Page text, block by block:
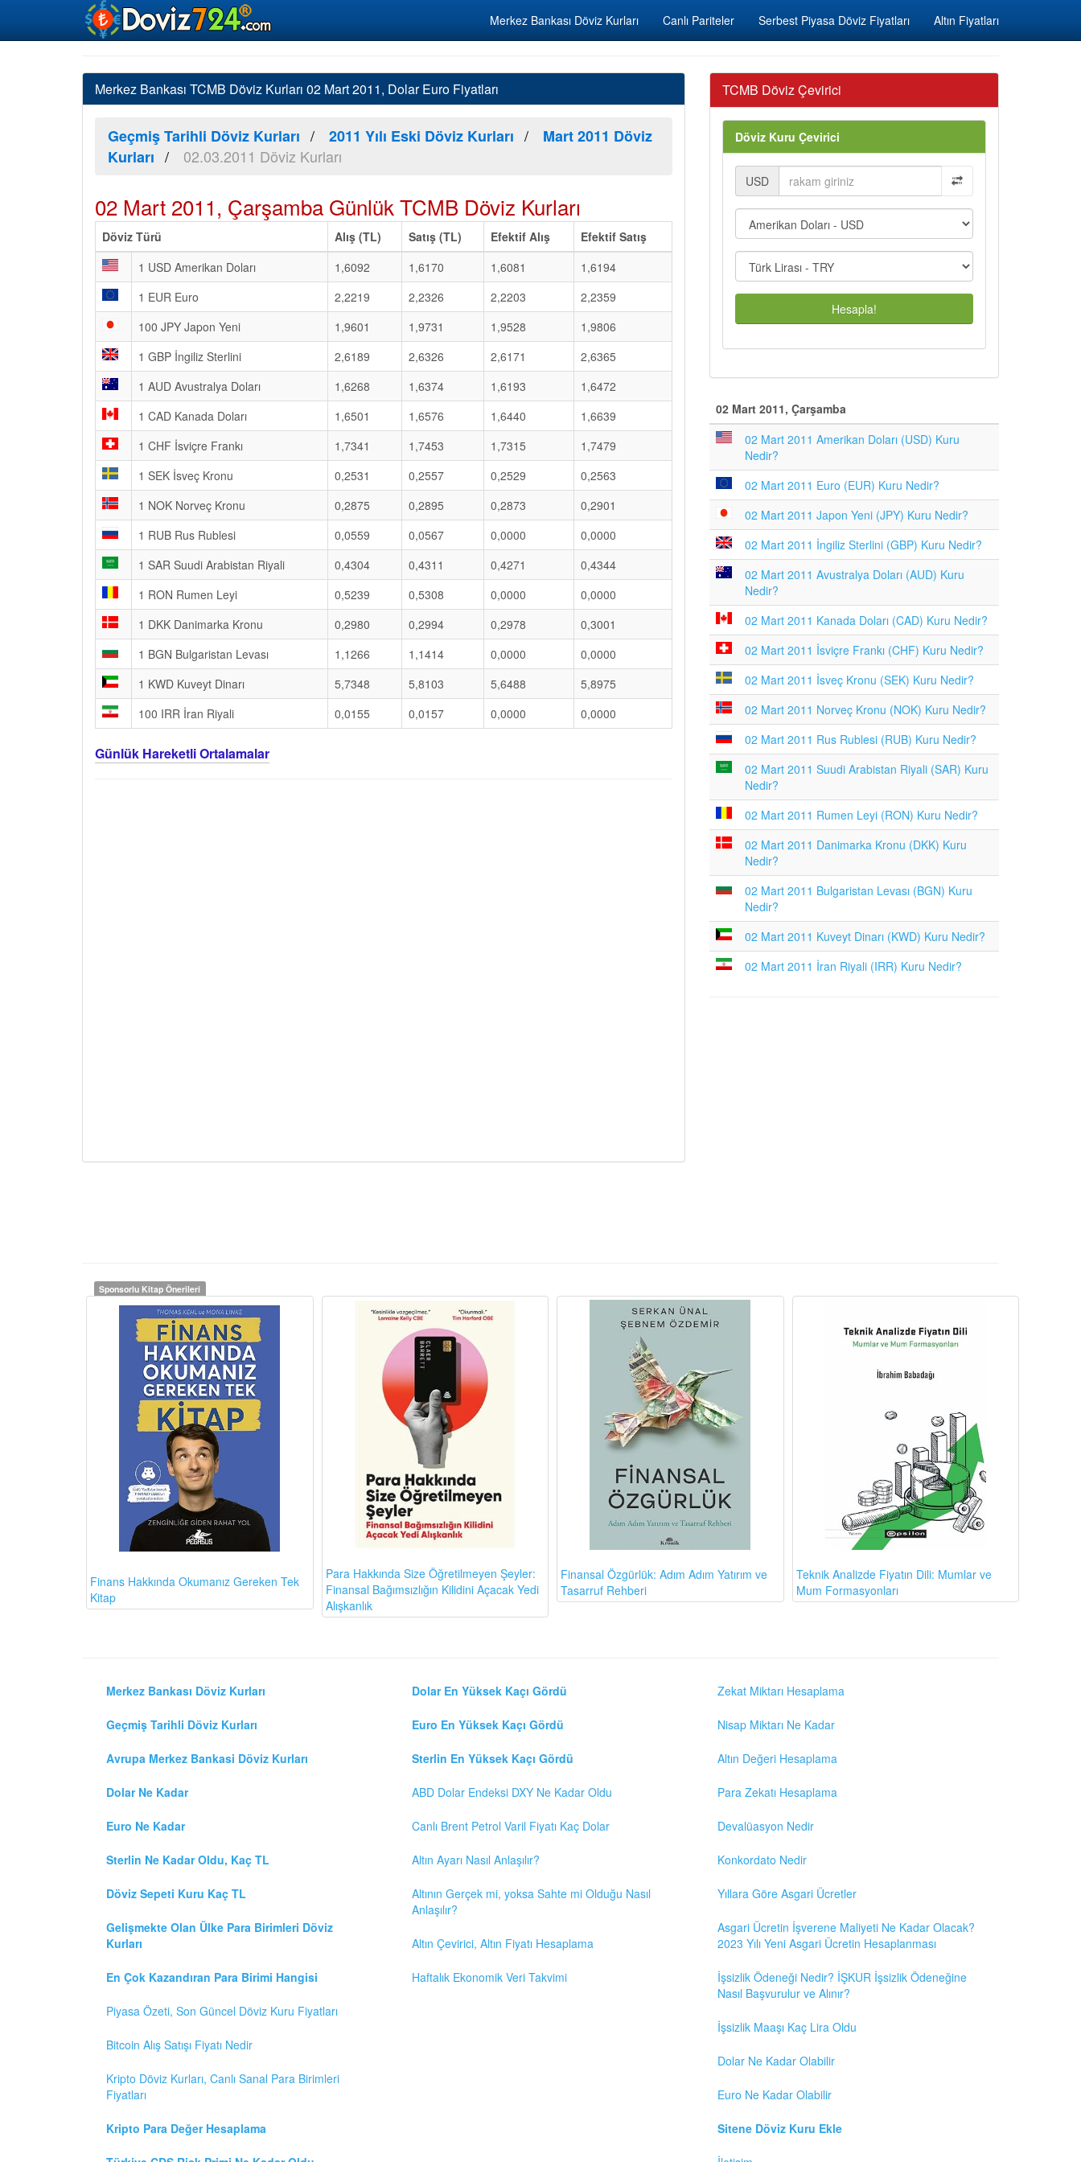
Merkez Bankası Döviz Kurları Canlı Pariteler Serbest Piyasa Döviz Fiyatları Altın Fiyatları
Merkez Bankası TCMB Döviz Kurları 02 Mart 2011, Dolar Euro Fiyatları
Geçmiş Tarihli Döviz Kurları 2011 Yılı Eski Döviz Kurları
Mart 2011 Döviz
Kurları
02.03.2011 Döviz Kurları
02 Mart 2011, Çarşamba Günlük TCMB Döviz Kurları
Döviz Türü Alış (TL) Satış (TL) Efektif Alış
Efektif Satış
1 USD Amerikan Doları
1,6092 1,6170 1,6081
1,6194
1 EUR Euro
2,2219 2,2326 2,2203
2,2359
100 JPY Japon Yeni
1,9601 1,9731 1,9528
1,9806
1 GBP İngiliz Sterlini
2,6189 2,6326 2,6171
2,6365
1 AUD Avustralya Doları
1,6268 1,6374 1,6193
1,6472
1 CAD Kanada Doları
1,6501 1,6576 1,6440
1,6639
1 CHF İsviçre Frankı
1,7341 1,7453 1,7315
1,7479
1 SEK İsveç Kronu
0,2531 0,2557 0,2529
0,2563
1 NOK Norveç Kronu
0,2875 0,2895 0,2873
0,2901
1 RUB Rus Rublesi
0,0559 0,0567 0,0000
0,0000
1 SAR Suudi Arabistan Riyali
0,4304 0,4311 0,4271
0,4344
1 RON Rumen Leyi
0,5239 0,5308 0,0000
0,0000
1 DKK Danimarka Kronu
0,2980 0,2994 0,2978
0,3001
1 BGN Bulgaristan Levası
1,1266 1,1414 0,0000
0,0000
1 KWD Kuveyt Dinarı
5,7348 5,8103 5,6488
5,8975
100 IRR İran Riyali
0,0155 0,0157 0,0000 0,0000
Günlük Hareketli Ortalamalar
TCMB Döviz Çevirici
Döviz Kuru Çevirici
USD
Hesapla!
02 Mart 2011, Çarşamba
02 Mart 2011 Amerikan Doları (USD) Kuru
Nedir?
02 Mart 2011 Euro (EUR) Kuru Nedir?
02 Mart 2011 Japon Yeni (JPY) Kuru Nedir?
02 Mart 2011 İngiliz Sterlini (GBP) Kuru Nedir?
02 Mart 2011 Avustralya Doları (AUD) Kuru
Nedir?
02 Mart 2011 Kanada Doları (CAD) Kuru Nedir?
02 Mart 2011 İsviçre Frankı (CHF) Kuru Nedir?
02 Mart 2011 İsveç Kronu (SEK) Kuru Nedir?
02 Mart 2011 Norveç Kronu (NOK) Kuru Nedir?
02 Mart 2011 Rus Rublesi (RUB) Kuru Nedir?
02 Mart 2011 Suudi Arabistan Riyali (SAR) Kuru
Nedir?
02 Mart 2011 Rumen Leyi (RON) Kuru Nedir?
02 Mart 2011 Danimarka Kronu (DKK) Kuru
Nedir?
02 Mart 2011 Bulgaristan Levası (BGN) Kuru
Nedir?
02 Mart 2011 Kuveyt Dinarı (KWD) Kuru Nedir?
02 Mart 2011 İran Riyali (IRR) Kuru Nedir?
Sponsorlu Kitap Önerileri
Finans Hakkında Okumanız Gereken Tek
Kitap
Para Hakkında Size Öğretilmeyen Şeyler:
Finansal Bağımsızlığın Kilidini Açacak Yedi
Alışkanlık
Finansal Özgürlük: Adım Adım Yatırım ve
Tasarruf Rehberi
Teknik Analizde Fiyatın Dili: Mumlar ve
Mum Formasyonları
Merkez Bankası Döviz Kurları
Geçmiş Tarihli Döviz Kurları
Avrupa Merkez Bankasi Döviz Kurları
Dolar Ne Kadar
Euro Ne Kadar
Sterlin Ne Kadar Oldu, Kaç TL
Döviz Sepeti Kuru Kaç TL
Gelişmekte Olan Ülke Para Birimleri Döviz
Kurları
En Çok Kazandıran Para Birimi Hangisi
Piyasa Özeti, Son Güncel Döviz Kuru Fiyatları
Bitcoin Alış Satışı Fiyatı Nedir
Kripto Döviz Kurları, Canlı Sanal Para Birimleri
Fiyatları
Kripto Para Değer Hesaplama
Dolar En Yüksek Kaçı Gördü
Euro En Yüksek Kaçı Gördü
Sterlin En Yüksek Kaçı Gördü
ABD Dolar Endeksi DXY Ne Kadar Oldu
Canlı Brent Petrol Varil Fiyatı Kaç Dolar
Altın Ayarı Nasıl Anlaşılır?
Altının Gerçek mi, yoksa Sahte mi Olduğu Nasıl
Anlaşılır?
Altın Çevirici, Altın Fiyatı Hesaplama
Haftalık Ekonomik Veri Takvimi
Zekat Miktarı Hesaplama
Nisap Miktarı Ne Kadar
Altın Değeri Hesaplama
Para Zekatı Hesaplama
Devalüasyon Nedir
Konkordato Nedir
Yıllara Göre Asgari Ücretler
Asgari Ücretin İşverene Maliyeti Ne Kadar Olacak?
2023 Yılı Yeni Asgari Ücretin Hesaplanması
İşsizlik Ödeneği Nedir? İŞKUR İşsizlik Ödeneğine
Nasıl Başvurulur ve Alınır?
İşsizlik Maaşı Kaç Lira Oldu
Dolar Ne Kadar Olabilir
Euro Ne Kadar Olabilir
Sitene Döviz Kuru Ekle